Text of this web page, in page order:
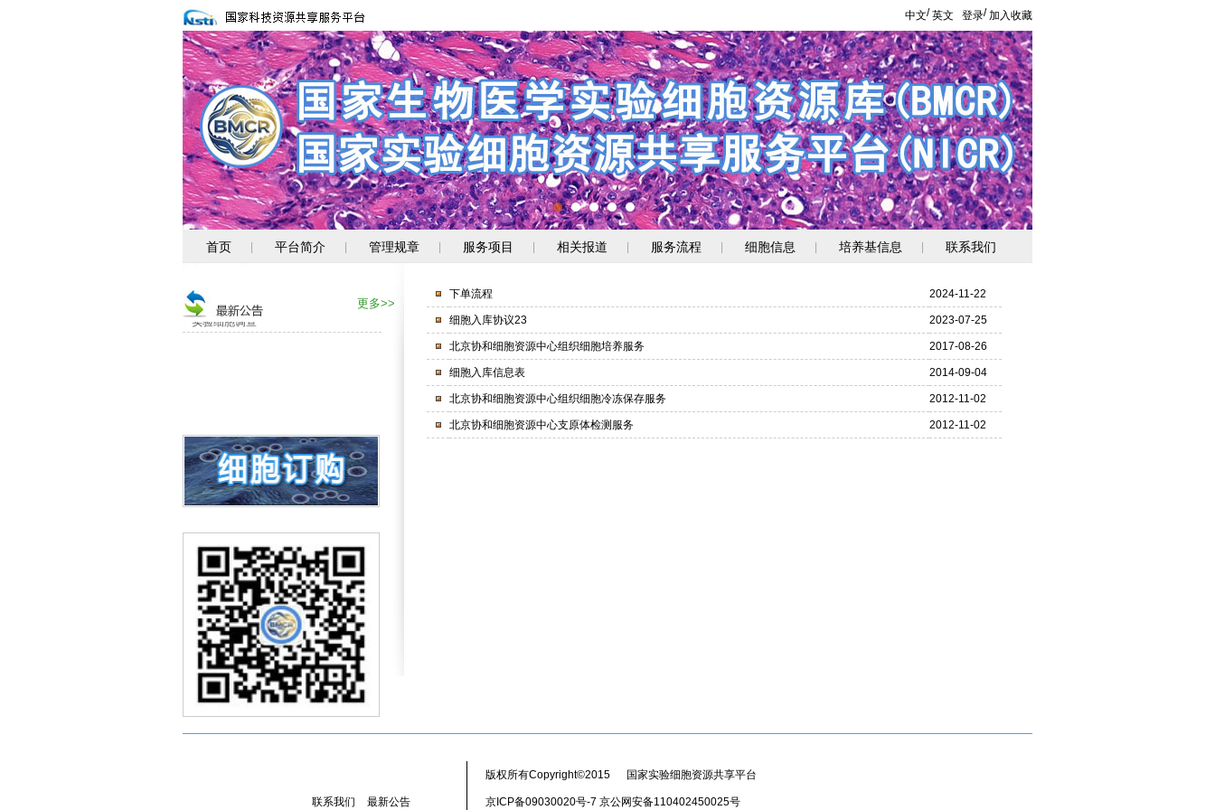
中文/英文 登录/加入收藏
首页 平台简介 管理规章 服务项目 相关报道 服务流程 细胞信息 培养基信息 联系我们
更多>>
消化道肿瘤细胞新资源上线
专题服务--转移性肿瘤类器官
实验细胞调查
下单流程 2024-11-22
细胞入库协议23 2023-07-25
北京协和细胞资源中心组织细胞培养服务 2017-08-26
细胞入库信息表 2014-09-04
北京协和细胞资源中心组织细胞冷冻保存服务 2012-11-02
北京协和细胞资源中心支原体检测服务 2012-11-02
联系我们 最新公告
版权所有Copyright©2015 国家实验细胞资源共享平台
京ICP备09030020号-7 京公网安备110402450025号